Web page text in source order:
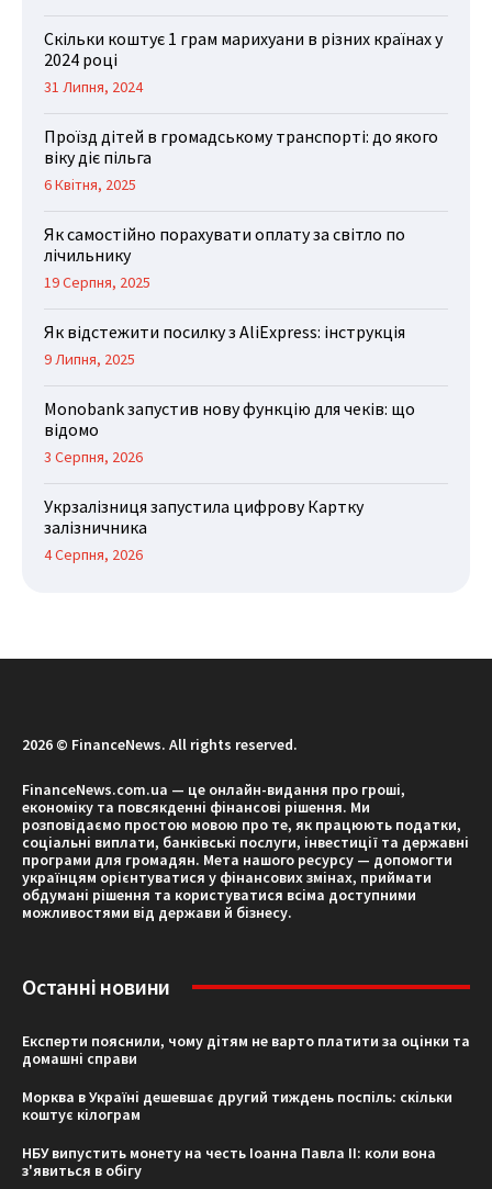
Скільки коштує 1 грам марихуани в різних країнах у
2024 році
31 Липня, 2024
Проїзд дітей в громадському транспорті: до якого
віку діє пільга
6 Квітня, 2025
Як самостійно порахувати оплату за світло по
лічильнику
19 Серпня, 2025
Як відстежити посилку з AliExpress: інструкція
9 Липня, 2025
Monobank запустив нову функцію для чеків: що
відомо
3 Серпня, 2026
Укрзалізниця запустила цифрову Картку
залізничника
4 Серпня, 2026
2026 © FinanceNews. All rights reserved.
FinanceNews.com.ua — це онлайн-видання про гроші,
економіку та повсякденні фінансові рішення. Ми
розповідаємо простою мовою про те, як працюють податки,
соціальні виплати, банківські послуги, інвестиції та державні
програми для громадян. Мета нашого ресурсу — допомогти
українцям орієнтуватися у фінансових змінах, приймати
обдумані рішення та користуватися всіма доступними
можливостями від держави й бізнесу.
Останні новини
Експерти пояснили, чому дітям не варто платити за оцінки та
домашні справи
Морква в Україні дешевшає другий тиждень поспіль: скільки
коштує кілограм
НБУ випустить монету на честь Іоанна Павла II: коли вона
з'явиться в обігу